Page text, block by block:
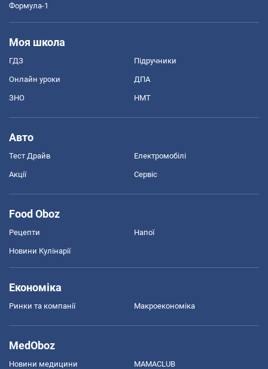
Формула-1
Моя школа
ГДЗ Підручники
Онлайн уроки ДПА
ЗНО НМТ
Авто
Тест Драйв Електромобілі
Акції Сервіс
Food Oboz
Рецепти Напої
Новини Кулінарії
Економіка
Ринки та компанії Макроекономіка
MedOboz
Новини медицини MAMACLUB